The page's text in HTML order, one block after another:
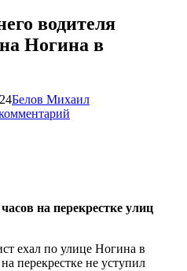
водителя
Ногина в
Белов Михаил
на перекрестке улиц
ехал по улице Ногина в
перекрестке не уступил